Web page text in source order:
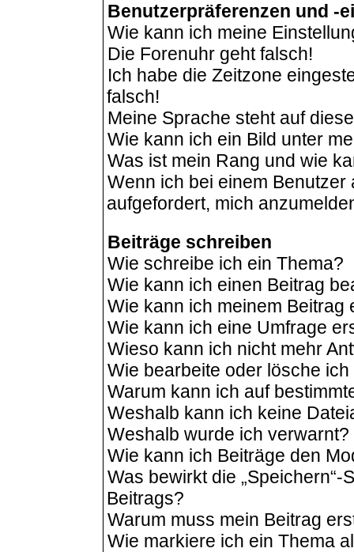
Benutzerpräferenzen und -
Wie kann ich meine
Die Forenuhr geht falsch!
Ich habe die Zeitzone
falsch!
Meine Sprache steht auf
Wie kann ich ein Bild unter
Was ist mein Rang und wie
Wenn ich bei einem
aufgefordert, mich
Beiträge schreiben
Wie schreibe ich ein Thema?
Wie kann ich einen Beitrag
Wie kann ich meinem Beitrag
Wie kann ich eine Umfrage
Wieso kann ich nicht mehr
Wie bearbeite oder lösche
Warum kann ich auf
Weshalb kann ich keine
Weshalb wurde ich verwarnt?
Wie kann ich Beiträge den
Was bewirkt die
Beitrags?
Warum muss mein Beitrag
Wie markiere ich ein Thema